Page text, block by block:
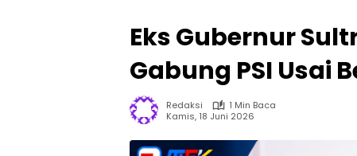
Eks Gubernur
Gabung PSI Usai
Redaksi
1 Min Baca
Kamis, 18 Juni 2026